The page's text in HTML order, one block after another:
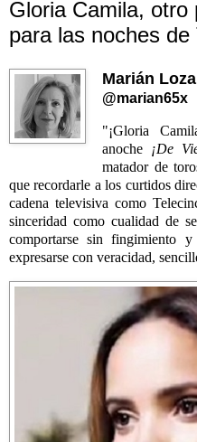
Gloria Camila, otro
para las noches de
Marián
@marian65x
"¡Gloria
anoche ¡De
matador de
que recordarle a los curtidos
cadena televisiva como
sinceridad como cualidad de
comportarse sin fingimiento
expresarse con veracidad,